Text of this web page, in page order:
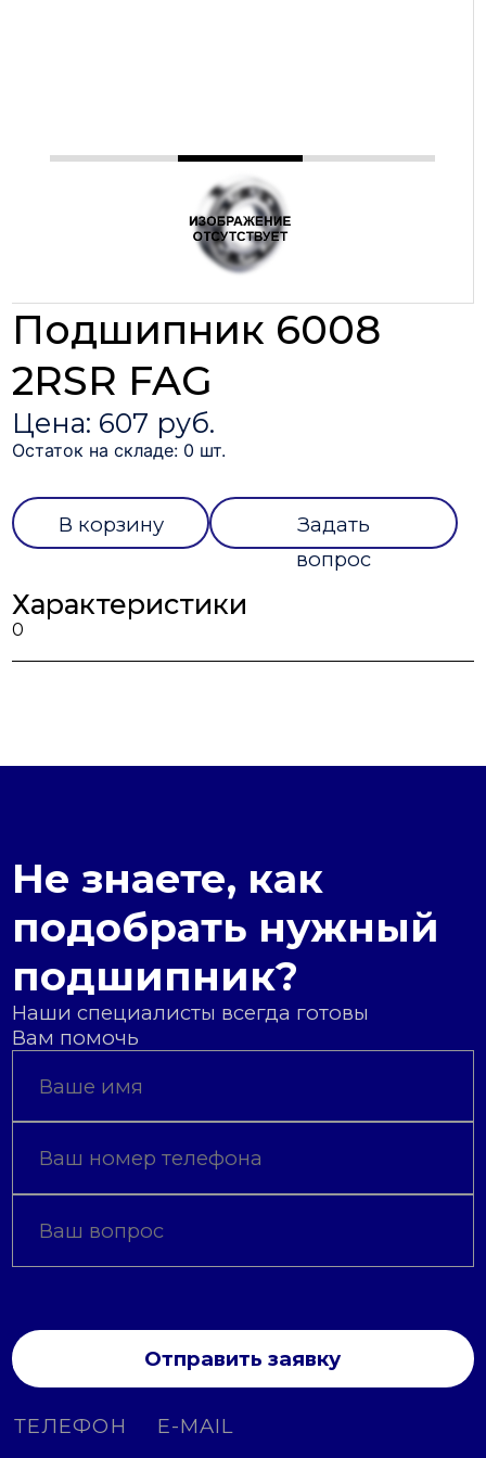
Подшипник 6008
2RSR FAG
Цена: 607 руб.
Остаток на складе: 0 шт.
В корзину
Задать
вопрос
Характеристики
0
Не знаете, как
подобрать нужный
подшипник?
Наши специалисты всегда готовы
Вам помочь
Отправить заявку
ТЕЛЕФОН E-MAIL